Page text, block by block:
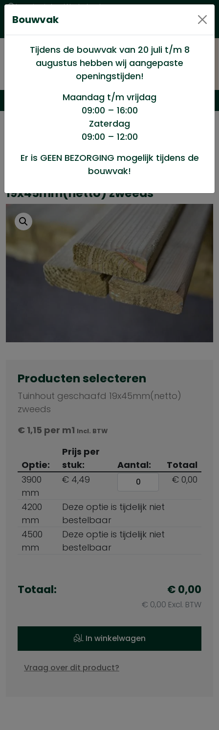
Levering in heel Nederland
Goede kwaliteitsproducten met een eerlijke prijs
Tuinhout geïmpregneerd
Tuinhout geschaafd 19x45mm(netto) zweeds
Tuinhout geschaafd
19x45mm(netto) zweeds
Producten selecteren
Tuinhout geschaafd 19x45mm(netto)
zweeds
€ 1,15 per m1 Incl. BTW
Optie:
Prijs per
stuk:
Aantal:
Totaal
3900
mm
€ 4,49 € 0,00
4200
mm
Deze optie is tijdelijk niet
bestelbaar
4500
mm
Deze optie is tijdelijk niet
bestelbaar
Totaal: € 0,00
€ 0,00 Excl. BTW
In winkelwagen
Vraag over dit product?
Bouwvak
Tijdens de bouwvak van 20 juli t/m 8
augustus hebben wij aangepaste
openingstijden!
Maandag t/m vrijdag
09:00 – 16:00
Zaterdag
09:00 – 12:00
Er is GEEN BEZORGING mogelijk tijdens de
bouwvak!